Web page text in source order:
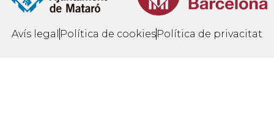
Avís legal Política de cookiesPolítica de privacitat